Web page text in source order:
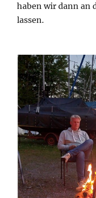
haben wir dann an
lassen.